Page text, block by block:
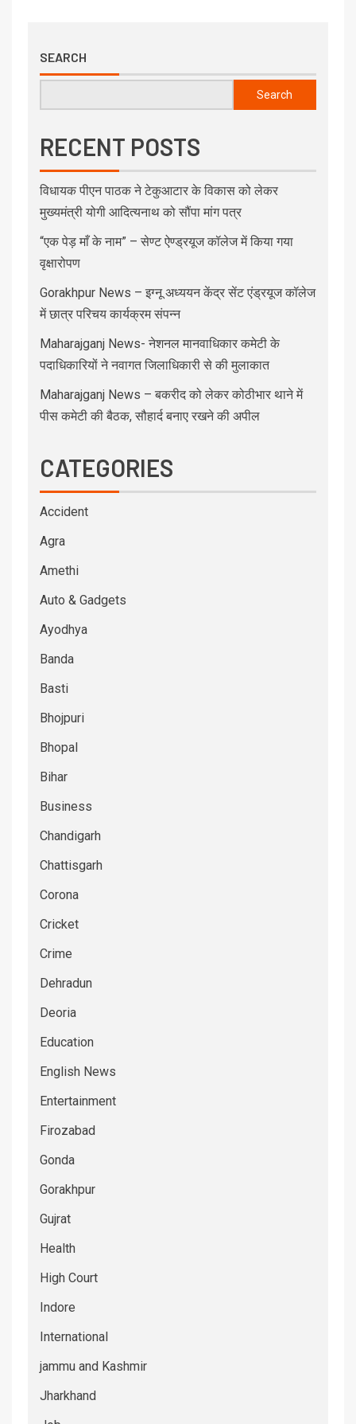
SEARCH
Search
RECENT POSTS
विधायक पीएन पाठक ने टेकुआटार के विकास को लेकर
मुख्यमंत्री योगी आदित्यनाथ को सौंपा मांग पत्र
“एक पेड़ माँ के नाम” – सेण्ट ऐण्ड्रयूज कॉलेज में किया गया
वृक्षारोपण
Gorakhpur News – इग्नू अध्ययन केंद्र सेंट एंड्रयूज कॉलेज
में छात्र परिचय कार्यक्रम संपन्न
Maharajganj News- नेशनल मानवाधिकार कमेटी के
पदाधिकारियों ने नवागत जिलाधिकारी से की मुलाकात
Maharajganj News – बकरीद को लेकर कोठीभार थाने में
पीस कमेटी की बैठक, सौहार्द बनाए रखने की अपील
CATEGORIES
Accident
Agra
Amethi
Auto & Gadgets
Ayodhya
Banda
Basti
Bhojpuri
Bhopal
Bihar
Business
Chandigarh
Chattisgarh
Corona
Cricket
Crime
Dehradun
Deoria
Education
English News
Entertainment
Firozabad
Gonda
Gorakhpur
Gujrat
Health
High Court
Indore
International
jammu and Kashmir
Jharkhand